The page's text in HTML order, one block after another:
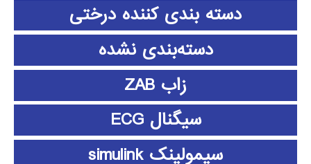
دسته بندی کننده درختی
دسته‌بندی نشده
زاب ZAB
سیگنال ECG
سیمولینک simulink